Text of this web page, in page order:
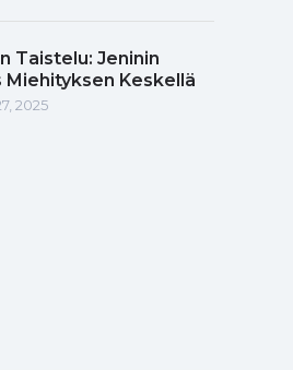
Taistelu: Jeninin
Miehityksen Keskellä
2025